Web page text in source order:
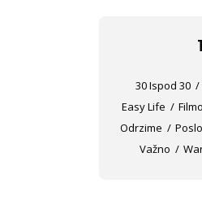
30 Ispod 30
Easy Life
Odrzime
Važno